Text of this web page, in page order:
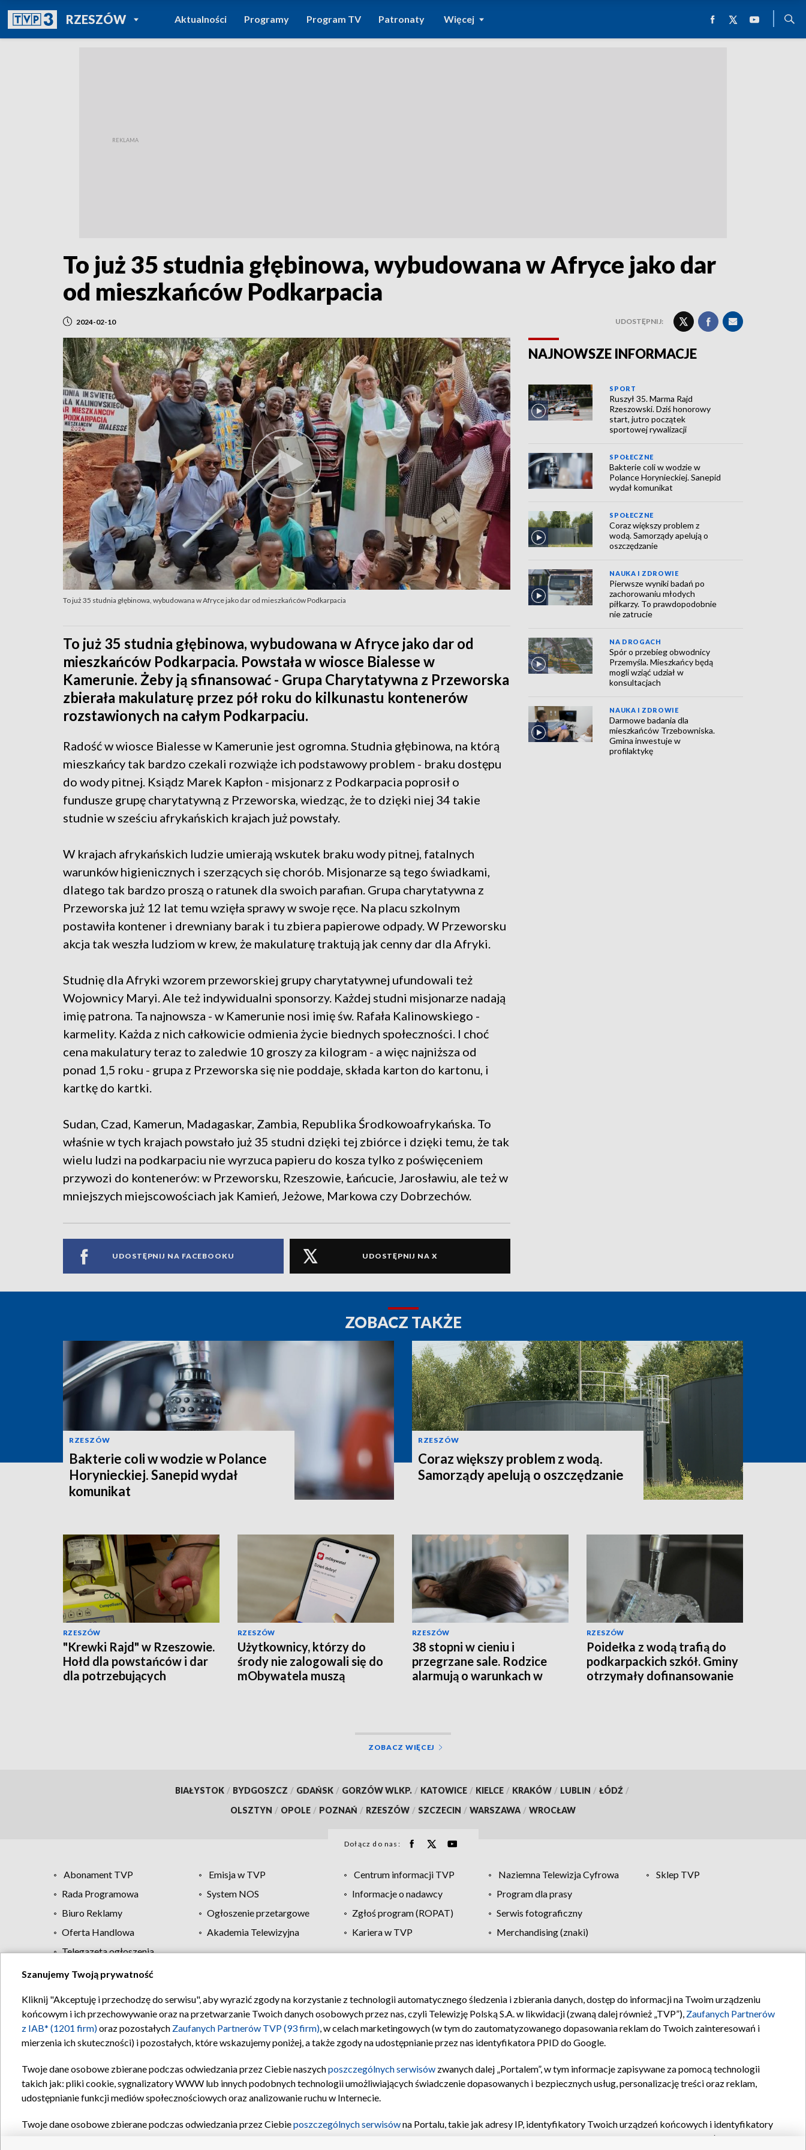
RZESZÓWPOWRÓT DO
TVP REGIONY
Aktualności Programy Program TV Patronaty Więcej
To już 35 studnia głębinowa, wybudowana w Afryce jako dar
od mieszkańców Podkarpacia
2024-02-10 UDOSTĘPNIJ:
To już 35 studnia głębinowa, wybudowana w Afryce jako dar od mieszkańców Podkarpacia
To już 35 studnia głębinowa, wybudowana w Afryce jako dar od
mieszkańców Podkarpacia. Powstała w wiosce Bialesse w
Kamerunie. Żeby ją sfinansować - Grupa Charytatywna z Przeworska
zbierała makulaturę przez pół roku do kilkunastu kontenerów
rozstawionych na całym Podkarpaciu.
Radość w wiosce Bialesse w Kamerunie jest ogromna. Studnia głębinowa, na którą
mieszkańcy tak bardzo czekali rozwiąże ich podstawowy problem - braku dostępu
do wody pitnej. Ksiądz Marek Kapłon - misjonarz z Podkarpacia poprosił o
fundusze grupę charytatywną z Przeworska, wiedząc, że to dzięki niej 34 takie
studnie w sześciu afrykańskich krajach już powstały.
W krajach afrykańskich ludzie umierają wskutek braku wody pitnej, fatalnych
warunków higienicznych i szerzących się chorób. Misjonarze są tego świadkami,
dlatego tak bardzo proszą o ratunek dla swoich parafian. Grupa charytatywna z
Przeworska już 12 lat temu wzięła sprawy w swoje ręce. Na placu szkolnym
postawiła kontener i drewniany barak i tu zbiera papierowe odpady. W Przeworsku
akcja tak weszła ludziom w krew, że makulaturę traktują jak cenny dar dla Afryki.
Studnię dla Afryki wzorem przeworskiej grupy charytatywnej ufundowali też
Wojownicy Maryi. Ale też indywidualni sponsorzy. Każdej studni misjonarze nadają
imię patrona. Ta najnowsza - w Kamerunie nosi imię św. Rafała Kalinowskiego -
karmelity. Każda z nich całkowicie odmienia życie biednych społeczności. I choć
cena makulatury teraz to zaledwie 10 groszy za kilogram - a więc najniższa od
ponad 1,5 roku - grupa z Przeworska się nie poddaje, składa karton do kartonu, i
kartkę do kartki.
Sudan, Czad, Kamerun, Madagaskar, Zambia, Republika Środkowoafrykańska. To
właśnie w tych krajach powstało już 35 studni dzięki tej zbiórce i dzięki temu, że tak
wielu ludzi na podkarpaciu nie wyrzuca papieru do kosza tylko z poświęceniem
przywozi do kontenerów: w Przeworsku, Rzeszowie, Łańcucie, Jarosławiu, ale też w
mniejszych miejscowościach jak Kamień, Jeżowe, Markowa czy Dobrzechów.
UDOSTĘPNIJ NA FACEBOOKU UDOSTĘPNIJ NA X
NAJNOWSZE INFORMACJE
SPORT
Ruszył 35. Marma Rajd
Rzeszowski. Dziś honorowy
start, jutro początek
sportowej rywalizacji
SPOŁECZNE
Bakterie coli w wodzie w
Polance Horynieckiej. Sanepid
wydał komunikat
SPOŁECZNE
Coraz większy problem z
wodą. Samorządy apelują o
oszczędzanie
NAUKA I ZDROWIE
Pierwsze wyniki badań po
zachorowaniu młodych
piłkarzy. To prawdopodobnie
nie zatrucie
NA DROGACH
Spór o przebieg obwodnicy
Przemyśla. Mieszkańcy będą
mogli wziąć udział w
konsultacjach
NAUKA I ZDROWIE
Darmowe badania dla
mieszkańców Trzebowniska.
Gmina inwestuje w
profilaktykę
ZOBACZ TAKŻE
RZESZÓW
Bakterie coli w wodzie w Polance
Horynieckiej. Sanepid wydał
komunikat
RZESZÓW
Coraz większy problem z wodą.
Samorządy apelują o oszczędzanie
RZESZÓW
"Krewki Rajd" w Rzeszowie.
Hołd dla powstańców i dar
dla potrzebujących
RZESZÓW
Użytkownicy, którzy do
środy nie zalogowali się do
mObywatela muszą
RZESZÓW
38 stopni w cieniu i
przegrzane sale. Rodzice
alarmują o warunkach w
RZESZÓW
Poidełka z wodą trafią do
podkarpackich szkół. Gminy
otrzymały dofinansowanie
ZOBACZ WIĘCEJ
BIAŁYSTOK / BYDGOSZCZ / GDAŃSK / GORZÓW WLKP. / KATOWICE / KIELCE / KRAKÓW / LUBLIN / ŁÓDŹ /
OLSZTYN / OPOLE / POZNAŃ / RZESZÓW / SZCZECIN / WARSZAWA / WROCŁAW
Dołącz do nas:
Abonament TVP Emisja w TVP Centrum informacji TVP Naziemna Telewizja Cyfrowa
Sklep TVP
Rada Programowa
System NOS Informacje o nadawcy
Program dla prasy
Biuro Reklamy
Ogłoszenie przetargowe Zgłoś program (ROPAT)
Serwis fotograficzny
Oferta Handlowa
Akademia Telewizyjna Kariera w TVP
Merchandising (znaki)
Telegazeta ogłoszenia
Regulamin TVP Polityka prywatności Moje zgody Pomoc Biuro reklamy Kontakt
Szanujemy Twoją prywatność
Kliknij "Akceptuję i przechodzę do serwisu", aby wyrazić zgody na korzystanie z technologii automatycznego śledzenia i zbierania danych, dostęp do informacji na Twoim urządzeniu
końcowym i ich przechowywanie oraz na przetwarzanie Twoich danych osobowych przez nas, czyli Telewizję Polską S.A. w likwidacji (zwaną dalej również „TVP”), Zaufanych Partnerów
z IAB* (1201 firm)oraz pozostałych Zaufanych Partnerów TVP (93 firm), w celach marketingowych (w tym do zautomatyzowanego dopasowania reklam do Twoich zainteresowań i
mierzenia ich skuteczności) i pozostałych, które wskazujemy poniżej, a także zgody na udostępnianie przez nas identyfikatora PPID do Google.
Twoje dane osobowe zbierane podczas odwiedzania przez Ciebie naszychposzczególnych serwisów zwanych dalej „Portalem”, w tym informacje zapisywane za pomocą technologii
takich jak: pliki cookie, sygnalizatory WWW lub innych podobnych technologii umożliwiających świadczenie dopasowanych i bezpiecznych usług, personalizację treści oraz reklam,
udostępnianie funkcji mediów społecznościowych oraz analizowanie ruchu w Internecie.
Twoje dane osobowe zbierane podczas odwiedzania przez Ciebieposzczególnych serwisówna Portalu, takie jak adresy IP, identyfikatory Twoich urządzeń końcowych i identyfikatory
oraz pozostałych